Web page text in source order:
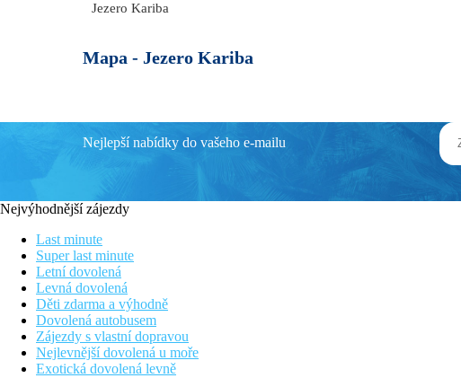
Jezero Kariba
Mapa - Jezero Kariba
Nejlepší nabídky do vašeho e-mailu
Nejvýhodnější zájezdy
Last minute
Super last minute
Letní dovolená
Levná dovolená
Děti zdarma a výhodně
Dovolená autobusem
Zájezdy s vlastní dopravou
Nejlevnější dovolená u moře
Exotická dovolená levně